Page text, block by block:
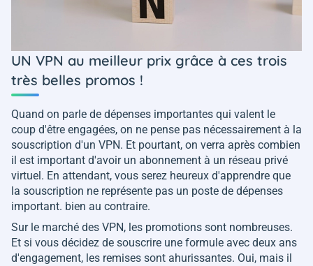
UN VPN au meilleur prix grâce à ces trois
très belles promos !
Quand on parle de dépenses importantes qui valent le
coup d'être engagées, on ne pense pas nécessairement à la
souscription d'un VPN. Et pourtant, on verra après combien
il est important d'avoir un abonnement à un réseau privé
virtuel. En attendant, vous serez heureux d'apprendre que
la souscription ne représente pas un poste de dépenses
important. bien au contraire.
Sur le marché des VPN, les promotions sont nombreuses.
Et si vous décidez de souscrire une formule avec deux ans
d'engagement, les remises sont ahurissantes. Oui, mais il